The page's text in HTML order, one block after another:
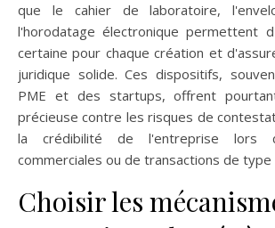
que le cahier de laboratoire,
l'horodatage électronique permettent
certaine pour chaque création et
juridique solide. Ces dispositifs,
PME et des startups, offrent
précieuse contre les risques de
la crédibilité de l'entreprise lors
commerciales ou de transactions de type
Choisir les